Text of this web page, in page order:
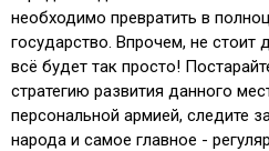
необходимо превратить в
государство. Впрочем, не стоит
всё будет так просто!
стратегию развития данного
персональной армией, следите
народа и самое главное -